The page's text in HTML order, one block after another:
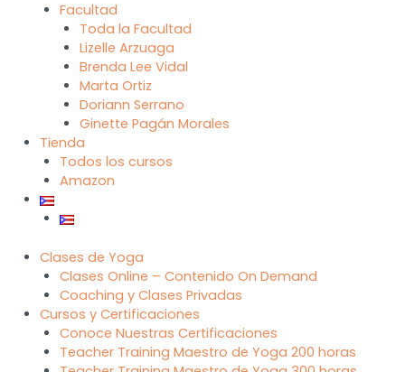
Facultad
Toda la Facultad
Lizelle Arzuaga
Brenda Lee Vidal
Marta Ortiz
Doriann Serrano
Ginette Pagán Morales
Tienda
Todos los cursos
Amazon
Clases de Yoga
Clases Online – Contenido On Demand
Coaching y Clases Privadas
Cursos y Certificaciones
Conoce Nuestras Certificaciones
Teacher Training Maestro de Yoga 200 horas